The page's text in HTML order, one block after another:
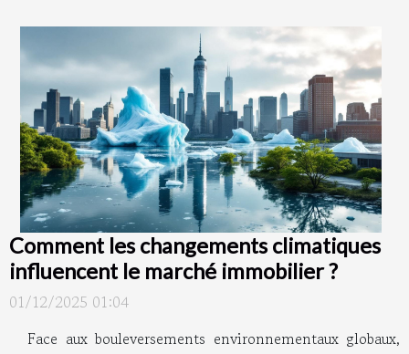
Comment les changements climatiques
influencent le marché immobilier ?
01/12/2025 01:04
Face aux bouleversements environnementaux globaux,